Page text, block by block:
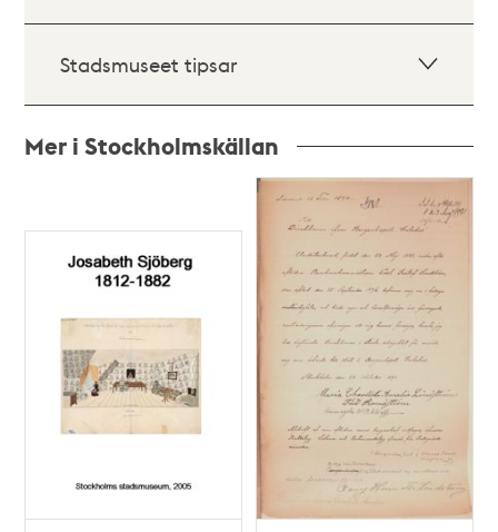
Stadsmuseet tipsar
Mer i Stockholmskällan
teman